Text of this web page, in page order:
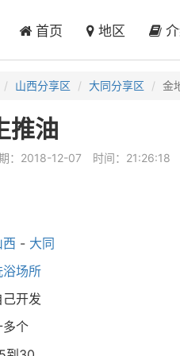
首页 地区 介
山西分享区 大同分享区 金
推油
：2018-12-07 时间：21:26:18
西 - 大同
浴场所
己开发
多个